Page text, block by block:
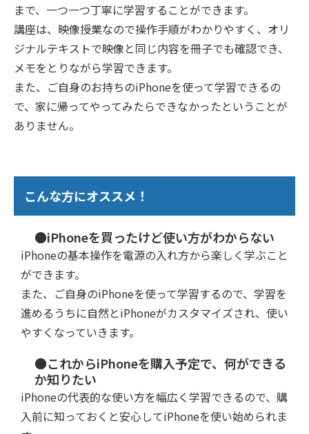
まで、一つ一つ丁寧に学習することができます。
講座は、映像授業なので操作手順がわかりやすく、オリ
ジナルテキストで映像と同じ内容を冊子でも確認でき、
メモをとりながら学習できます。
また、ご自身のお持ちのiPhoneを使って学習できるの
で、家に帰ってやってみたらできなかったということが
ありません。
こんな方にオススメ！
●iPhoneを買ったけど使い方がわからない
iPhoneの基本操作を電源の入れ方から楽しく学ぶこと
ができます。
また、ご自身のiPhoneを使って学習するので、学習を
進めるうちに自然とiPhoneがカスタマイズされ、使い
やすくなっていきます。
●これからiPhoneを購入予定で、何ができる
か知りたい
iPhoneの代表的な使い方を幅広く学習できるので、購
入前に知っておくと安心してiPhoneを使い始められま